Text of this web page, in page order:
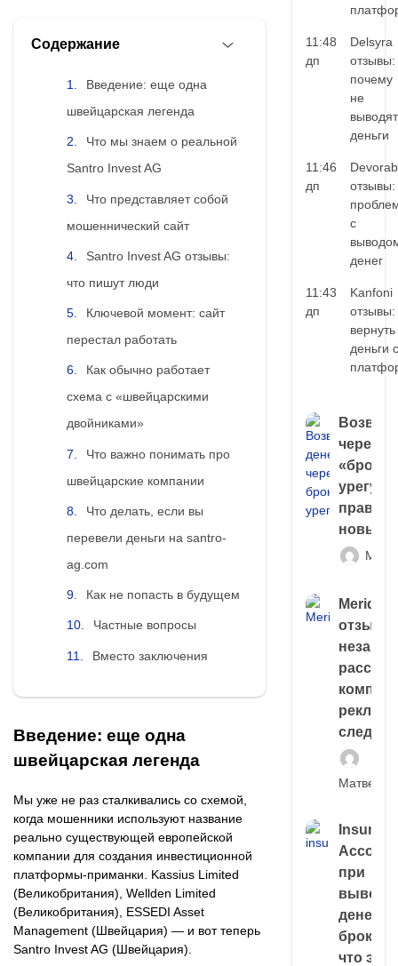
Содержание
Введение: еще одна
швейцарская легенда
Что мы знаем о реальной
Santro Invest AG
Что представляет собой
мошеннический сайт
Santro Invest AG отзывы:
что пишут люди
Ключевой момент: сайт
перестал работать
Как обычно работает
схема с «швейцарскими
двойниками»
Что важно понимать про
швейцарские компании
Что делать, если вы
перевели деньги на santro-
ag.com
Как не попасть в будущем
Частные вопросы
Вместо заключения
Введение: еще одна
швейцарская легенда
Мы уже не раз сталкивались со схемой,
когда мошенники используют название
реально существующей европейской
компании для создания инвестиционной
платформы-приманки. Kassius Limited
(Великобритания), Wellden Limited
(Великобритания), ESSEDI Asset
Management (Швейцария) — и вот теперь
Santro Invest AG (Швейцария).
11:48
дп
Delsyra
отзывы:
почему
не
выводят
деньги
11:46
дп
отзывы:
с
денег
11:43
дп
Kanfoni
отзывы:
вернуть
деньги с
через
правда
новый
следа
Матвей
Account
при
выводе
денег у
что это,